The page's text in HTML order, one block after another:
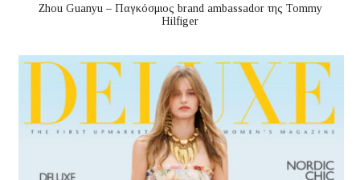
Zhou Guanyu – Παγκόσμιος brand ambassador της Tommy
Hilfiger